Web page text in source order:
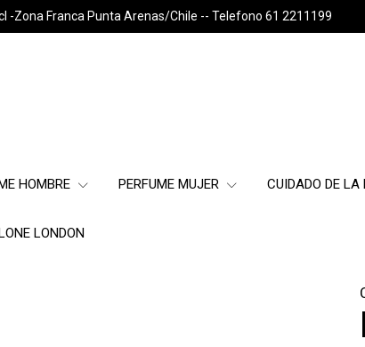
-Zona Franca Punta Arenas/Chile -- Telefono 61 2211199
HOMBRE PERFUME MUJER CUIDADO DE LA
LONDON